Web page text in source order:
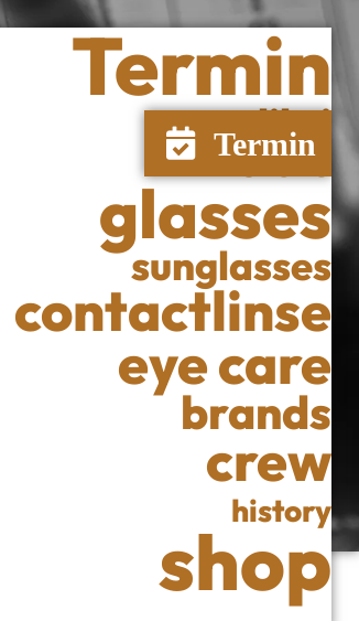
Termin
colibri
store
glasses
sunglasses
contactlinse
eye care
brands
crew
history
shop